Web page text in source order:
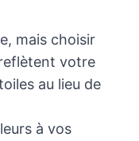
mais choisir
votre
au lieu de
à vos